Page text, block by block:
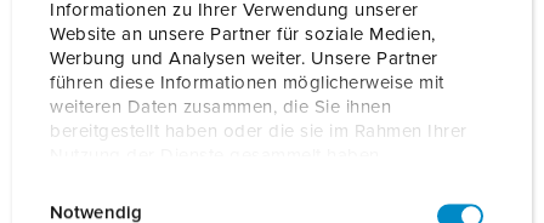
Informationen zu Ihrer Verwendung unserer
Website an unsere Partner für soziale Medien,
Werbung und Analysen weiter. Unsere Partner
führen diese Informationen möglicherweise mit
weiteren Daten zusammen, die Sie ihnen
bereitgestellt haben oder die sie im Rahmen Ihrer
Notwendig
Colonnine di ricarica MENNEKES
Robuste, all'avanguardia e collegabili in rete: sono le
colonnine di ricarica di MENNEKES per aree pubbliche e
semipubbliche, come i parcheggi aperti e i parcheggi